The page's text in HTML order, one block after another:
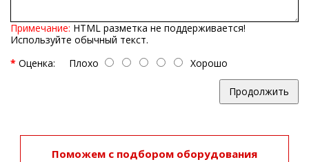
Примечание: HTML разметка не поддерживается!
Используйте обычный текст.
Оценка: Плохо Хорошо
Продолжить
Поможем с подбором оборудования